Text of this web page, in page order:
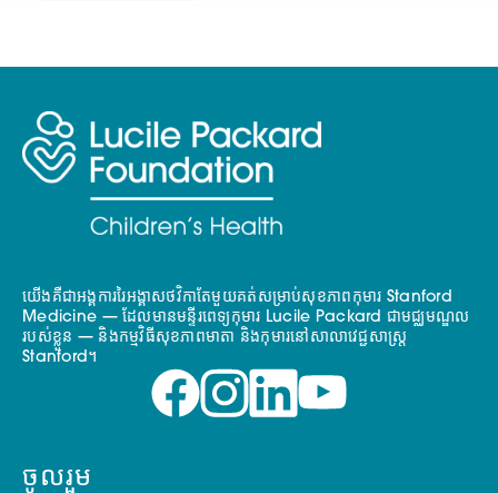
យើងគឺជាអង្គការរៃអង្គាសថវិកាតែមួយគត់សម្រាប់សុខភាពកុមារ Stanford
Medicine — ដែលមានមន្ទីរពេទ្យកុមារ Lucile Packard ជាមជ្ឈមណ្ឌល
របស់ខ្លួន — និងកម្មវិធីសុខភាពមាតា និងកុមារនៅសាលាវេជ្ជសាស្ត្រ
Stanford។
ចូលរួម